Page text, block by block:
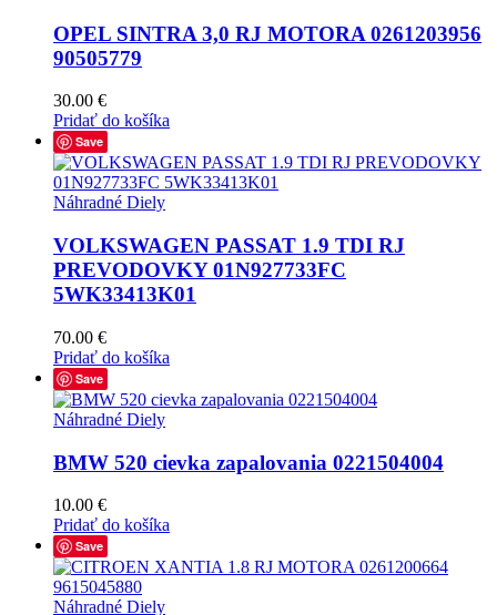
OPEL SINTRA 3,0 RJ MOTORA 0261203956
90505779
30.00 €
Pridať do košíka
Save
Náhradné Diely
VOLKSWAGEN PASSAT 1.9 TDI RJ
PREVODOVKY 01N927733FC
5WK33413K01
70.00 €
Pridať do košíka
Save
Náhradné Diely
BMW 520 cievka zapalovania 0221504004
10.00 €
Pridať do košíka
Save
Náhradné Diely